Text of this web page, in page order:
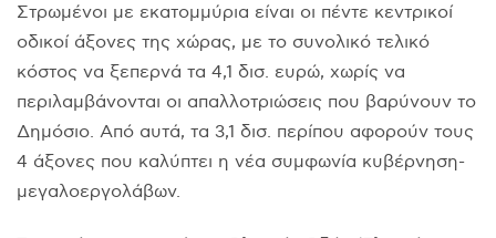
Στρωμένοι με εκατομμύρια είναι οι πέντε κεντρικοί
οδικοί άξονες της χώρας, με το συνολικό τελικό
κόστος να ξεπερνά τα 4,1 δισ. ευρώ, χωρίς να
περιλαμβάνονται οι απαλλοτριώσεις που βαρύνουν το
Δημόσιο. Aπό αυτά, τα 3,1 δισ. περίπου αφορούν τους
4 άξονες που καλύπτει η νέα συμφωνία κυβέρνηση-
μεγαλοεργολάβων.